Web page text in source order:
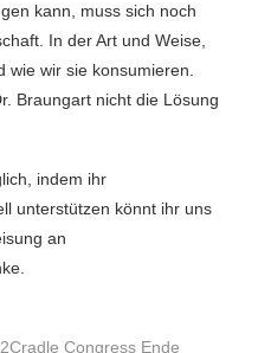
kann, muss sich noch
In der Art und Weise,
wir sie konsumieren.
Braungart nicht die Lösung
indem ihr
unterstützen könnt ihr uns
an
Congress Ende